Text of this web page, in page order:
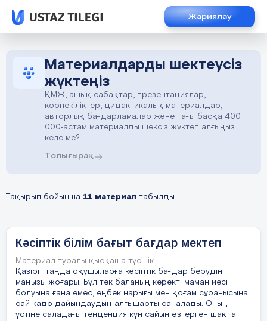
Жариялау
Материалдарды шектеусіз
жүктеңіз
ҚМЖ, ашық сабақтар, презентациялар,
көрнекіліктер, дидактикалық материалдар,
авторлық бағдарламалар және тағы басқа 400
000-астам материалды шексіз жүктеп алғыңыз
келе ме?
Толығырақ
Тақырып бойынша 11 материал табылды
Кәсіптік білім бағыт бағдар мектеп
Материал туралы қысқаша түсінік
Қазіргі таңда оқушыларға кәсіптік бағдар берудің
маңызы жоғары. Бұл тек баланың керекті маман иесі
болуына ғана емес, еңбек нарығы мен қоғам сұранысына
сай кадр дайындаудың алғышарты саналады. Оның
үстіне саладағы тенденция күн сайын өзгерген шақта